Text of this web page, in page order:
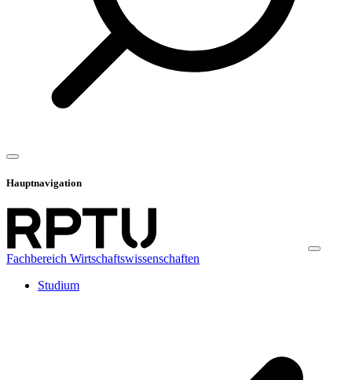
Hauptnavigation
Fachbereich Wirtschaftswissenschaften
Studium